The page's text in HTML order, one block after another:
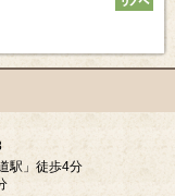
駅」徒歩4分